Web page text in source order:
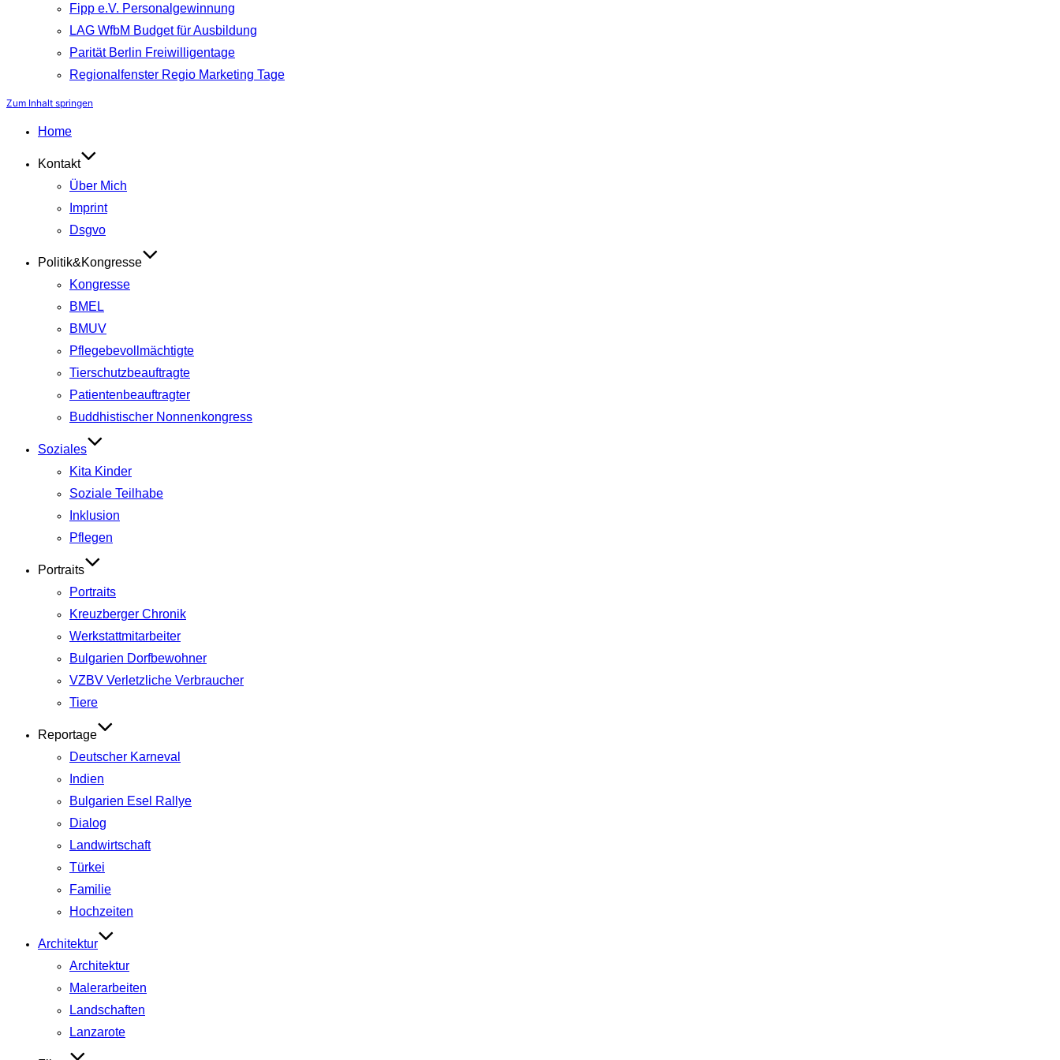
Fipp e.V. Personalgewinnung
LAG WfbM Budget für Ausbildung
Parität Berlin Freiwilligentage
Regionalfenster Regio Marketing Tage
Zum Inhalt springen
Home
Kontakt
Über Mich
Imprint
Dsgvo
Politik&Kongresse
Kongresse
BMEL
BMUV
Pflegebevollmächtigte
Tierschutzbeauftragte
Patientenbeauftragter
Buddhistischer Nonnenkongress
Soziales
Kita Kinder
Soziale Teilhabe
Inklusion
Pflegen
Portraits
Portraits
Kreuzberger Chronik
Werkstattmitarbeiter
Bulgarien Dorfbewohner
VZBV Verletzliche Verbraucher
Tiere
Reportage
Deutscher Karneval
Indien
Bulgarien Esel Rallye
Dialog
Landwirtschaft
Türkei
Familie
Hochzeiten
Architektur
Architektur
Malerarbeiten
Landschaften
Lanzarote